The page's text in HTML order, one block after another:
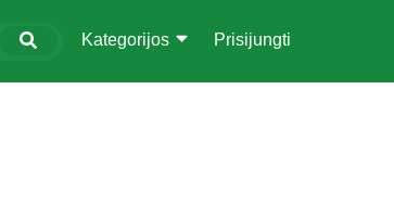
Kategorijos Prisijungti